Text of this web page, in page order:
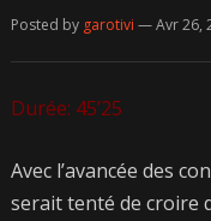
Posted by garotivi — Avr 26,
Durée: 45’25
Avec l’avancée des
serait tenté de croire